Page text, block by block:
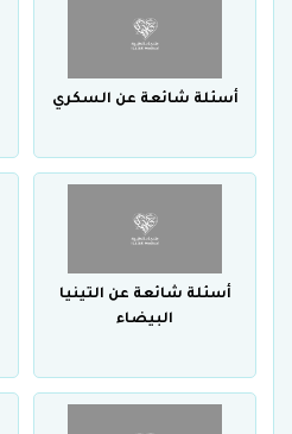
أسئلة شائعة عن السكري
أسئلة شائعة عن التينيا
البيضاء